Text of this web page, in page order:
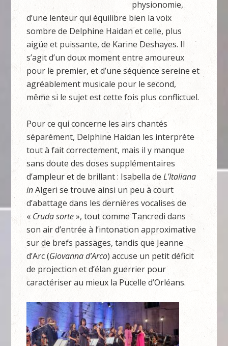
physionomie,
d’une lenteur qui équilibre bien la voix
sombre de Delphine Haidan et celle, plus
aigüe et puissante, de Karine Deshayes. Il
s’agit d’un doux moment entre amoureux
pour le premier, et d’une séquence sereine et
agréablement musicale pour le second,
même si le sujet est cette fois plus conflictuel.
Pour ce qui concerne les airs chantés
séparément, Delphine Haidan les interprète
tout à fait correctement, mais il y manque
sans doute des doses supplémentaires
d’ampleur et de brillant : Isabella deL’Italiana
inAlgeri se trouve ainsi un peu à court
d’abattage dans les dernières vocalises de
« Cruda sorte», tout comme Tancredi dans
son air d’entrée à l’intonation approximative
sur de brefs passages, tandis que Jeanne
d’Arc (Giovannad’Arco) accuse un petit déficit
de projection et d’élan guerrier pour
caractériser au mieux la Pucelle d’Orléans.